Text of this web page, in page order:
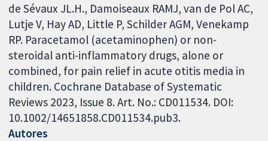
de Sévaux JL.H., Damoiseaux RAMJ, van de Pol AC,
Lutje V, Hay AD, Little P, Schilder AGM, Venekamp
RP. Paracetamol (acetaminophen) or non-
steroidal anti-inflammatory drugs, alone or
combined, for pain relief in acute otitis media in
children. Cochrane Database of Systematic
Reviews 2023, Issue 8. Art. No.: CD011534. DOI:
10.1002/14651858.CD011534.pub3.
Autores